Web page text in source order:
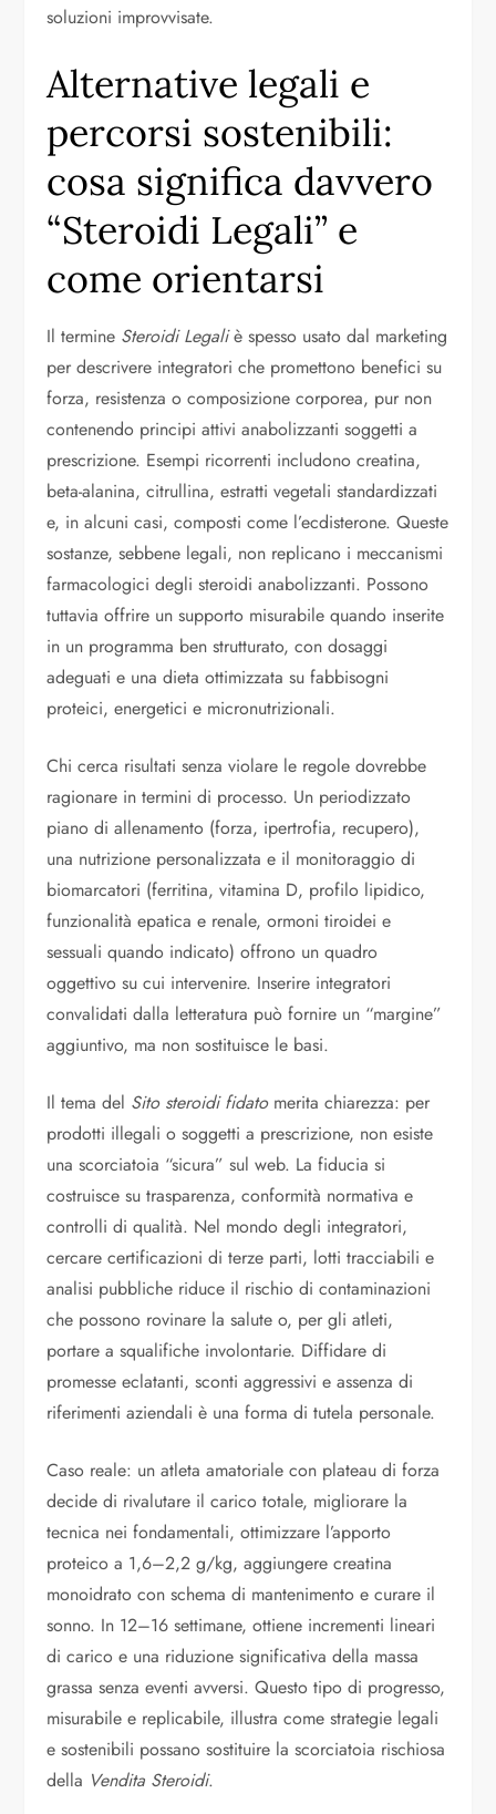
soluzioni improvvisate.
Alternative legali e
percorsi sostenibili:
cosa significa davvero
“Steroidi Legali” e
come orientarsi
Il termine Steroidi Legaliè spesso usato dal marketing
per descrivere integratori che promettono benefici su
forza, resistenza o composizione corporea, pur non
contenendo principi attivi anabolizzanti soggetti a
prescrizione. Esempi ricorrenti includono creatina,
beta-alanina, citrullina, estratti vegetali standardizzati
e, in alcuni casi, composti come l’ecdisterone. Queste
sostanze, sebbene legali, non replicano i meccanismi
farmacologici degli steroidi anabolizzanti. Possono
tuttavia offrire un supporto misurabile quando inserite
in un programma ben strutturato, con dosaggi
adeguati e una dieta ottimizzata su fabbisogni
proteici, energetici e micronutrizionali.
Chi cerca risultati senza violare le regole dovrebbe
ragionare in termini di processo. Un periodizzato
piano di allenamento (forza, ipertrofia, recupero),
una nutrizione personalizzata e il monitoraggio di
biomarcatori (ferritina, vitamina D, profilo lipidico,
funzionalità epatica e renale, ormoni tiroidei e
sessuali quando indicato) offrono un quadro
oggettivo su cui intervenire. Inserire integratori
convalidati dalla letteratura può fornire un “margine”
aggiuntivo, ma non sostituisce le basi.
Il tema del Sito steroidi fidatomerita chiarezza: per
prodotti illegali o soggetti a prescrizione, non esiste
una scorciatoia “sicura” sul web. La fiducia si
costruisce su trasparenza, conformità normativa e
controlli di qualità. Nel mondo degli integratori,
cercare certificazioni di terze parti, lotti tracciabili e
analisi pubbliche riduce il rischio di contaminazioni
che possono rovinare la salute o, per gli atleti,
portare a squalifiche involontarie. Diffidare di
promesse eclatanti, sconti aggressivi e assenza di
riferimenti aziendali è una forma di tutela personale.
Caso reale: un atleta amatoriale con plateau di forza
decide di rivalutare il carico totale, migliorare la
tecnica nei fondamentali, ottimizzare l’apporto
proteico a 1,6–2,2 g/kg, aggiungere creatina
monoidrato con schema di mantenimento e curare il
sonno. In 12–16 settimane, ottiene incrementi lineari
di carico e una riduzione significativa della massa
grassa senza eventi avversi. Questo tipo di progresso,
misurabile e replicabile, illustra come strategie legali
e sostenibili possano sostituire la scorciatoia rischiosa
della Vendita Steroidi.